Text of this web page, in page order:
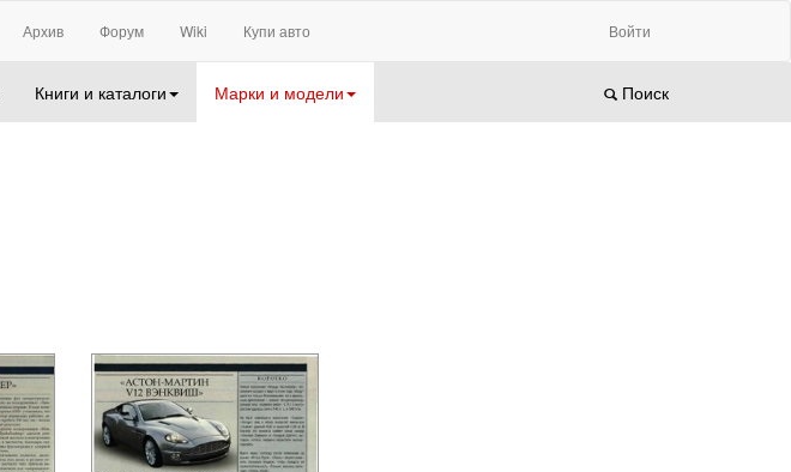
Архив Форум Wiki Купи авто Войти
Книги и каталоги Марки и модели Поиск